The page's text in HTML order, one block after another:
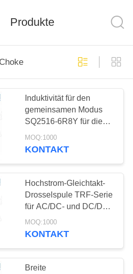
des
Kernes
62
Produkte
Induktivität für den
gemeinsamen Modus
SQ2516-6R8Y für die
EMI-Filterung von
SMPS- und
MOQ:1000
KONTAKT
Hochstrom-Gleichtakt-
Drosselspule TRF-Serie
für AC/DC- und DC/DC-
Leitungsfilterung
MOQ:1000
KONTAKT
Breite